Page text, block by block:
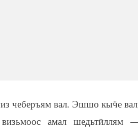
чеберъям вал. Эшшо кыӵе
амал шедьтӥллям